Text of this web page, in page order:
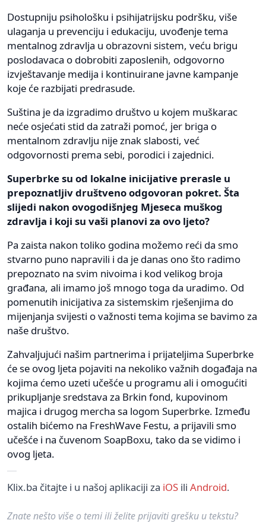
Dostupniju psihološku i psihijatrijsku podršku, više
ulaganja u prevenciju i edukaciju, uvođenje tema
mentalnog zdravlja u obrazovni sistem, veću brigu
poslodavaca o dobrobiti zaposlenih, odgovorno
izvještavanje medija i kontinuirane javne kampanje
koje će razbijati predrasude.
Suština je da izgradimo društvo u kojem muškarac
neće osjećati stid da zatraži pomoć, jer briga o
mentalnom zdravlju nije znak slabosti, već
odgovornosti prema sebi, porodici i zajednici.
Superbrke su od lokalne inicijative prerasle u
prepoznatljiv društveno odgovoran pokret. Šta
slijedi nakon ovogodišnjeg Mjeseca muškog
zdravlja i koji su vaši planovi za ovo ljeto?
Pa zaista nakon toliko godina možemo reći da smo
stvarno puno napravili i da je danas ono što radimo
prepoznato na svim nivoima i kod velikog broja
građana, ali imamo još mnogo toga da uradimo. Od
pomenutih inicijativa za sistemskim rješenjima do
mijenjanja svijesti o važnosti tema kojima se bavimo za
naše društvo.
Zahvaljujući našim partnerima i prijateljima Superbrke
će se ovog ljeta pojaviti na nekoliko važnih događaja na
kojima ćemo uzeti učešće u programu ali i omogućiti
prikupljanje sredstava za Brkin fond, kupovinom
majica i drugog mercha sa logom Superbrke. Između
ostalih bićemo na FreshWave Festu, a prijavili smo
učešće i na čuvenom SoapBoxu, tako da se vidimo i
ovog ljeta.
Klix.ba čitajte i u našoj aplikaciji za iOS ili Android.
Znate nešto više o temi ili želite prijaviti grešku u tekstu?